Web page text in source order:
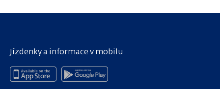
Jízdenky a informace v mobilu